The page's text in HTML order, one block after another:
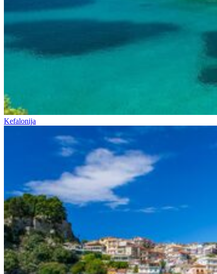
Kefalonija